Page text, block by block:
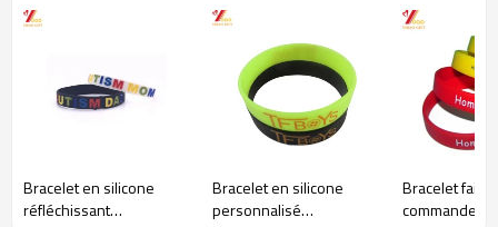
Affichage du produit
Bracelet en silicone
réfléchissant
Bracelet en silicone
personnalisé
Bracelet fait
commande